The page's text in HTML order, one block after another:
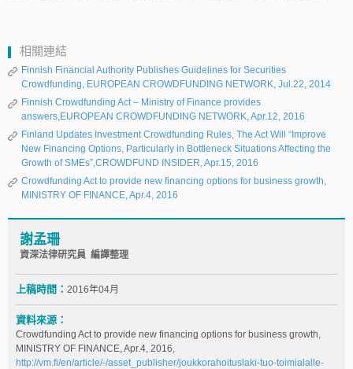
相關連結
Finnish Financial Authority Publishes Guidelines for Securities
Crowdfunding, EUROPEAN CROWDFUNDING NETWORK, Jul.22, 2014
Finnish Crowdfunding Act – Ministry of Finance provides
answers,EUROPEAN CROWDFUNDING NETWORK, Apr.12, 2016
Finland Updates Investment Crowdfunding Rules, The Act Will “Improve
New Financing Options, Particularly in Bottleneck Situations Affecting the
Growth of SMEs”,CROWDFUND INSIDER, Apr.15, 2016
Crowdfunding Act to provide new financing options for business growth,
MINISTRY OF FINANCE, Apr.4, 2016
謝孟珊
資深法律研究員 編譯整理
上稿時間： 2016年04月
資料來源：
Crowdfunding Act to provide new financing options for business growth,
MINISTRY OF FINANCE, Apr.4, 2016,
http://vm.fi/en/article/-/asset_publisher/joukkorahoituslaki-tuo-toimialalle-